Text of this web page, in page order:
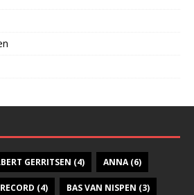
GERRITSEN (4) ANNA(6)
(4) BAS VAN NISPEN (3)